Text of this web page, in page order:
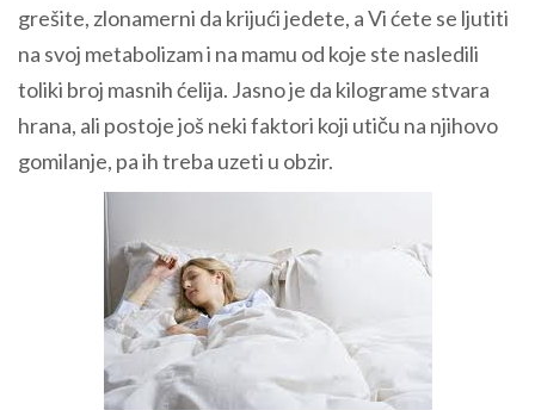
grešite, zlonamerni da krijući jedete, a Vi ćete se ljutiti
na svoj metabolizam i na mamu od koje ste nasledili
toliki broj masnih ćelija. Jasno je da kilograme stvara
hrana, ali postoje još neki faktori koji utiču na njihovo
gomilanje, pa ih treba uzeti u obzir.